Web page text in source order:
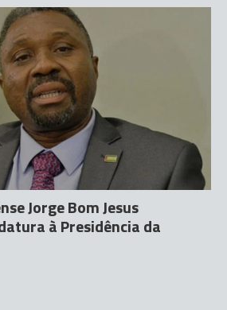
Jorge Bom Jesus
à Presidência da